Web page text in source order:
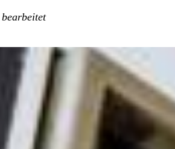
bearbeitet